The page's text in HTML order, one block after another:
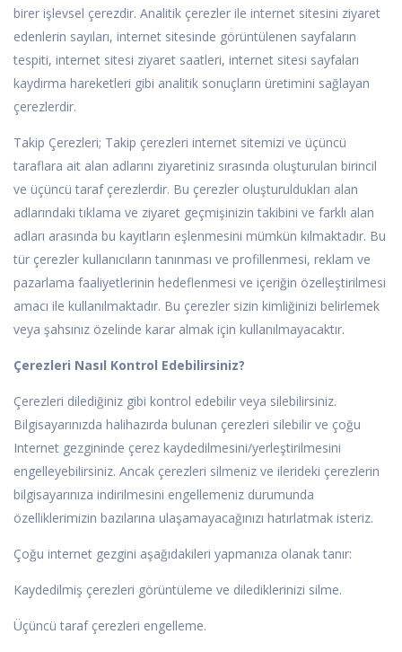
birer işlevsel çerezdir. Analitik çerezler ile internet sitesini ziyaret
edenlerin sayıları, internet sitesinde görüntülenen sayfaların
tespiti, internet sitesi ziyaret saatleri, internet sitesi sayfaları
kaydırma hareketleri gibi analitik sonuçların üretimini sağlayan
çerezlerdir.
Takip Çerezleri; Takip çerezleri internet sitemizi ve üçüncü
taraflara ait alan adlarını ziyaretiniz sırasında oluşturulan birincil
ve üçüncü taraf çerezlerdir. Bu çerezler oluşturuldukları alan
adlarındaki tıklama ve ziyaret geçmişinizin takibini ve farklı alan
adları arasında bu kayıtların eşlenmesini mümkün kılmaktadır. Bu
tür çerezler kullanıcıların tanınması ve profillenmesi, reklam ve
pazarlama faaliyetlerinin hedeflenmesi ve içeriğin özelleştirilmesi
amacı ile kullanılmaktadır. Bu çerezler sizin kimliğinizi belirlemek
veya şahsınız özelinde karar almak için kullanılmayacaktır.
Çerezleri Nasıl Kontrol Edebilirsiniz?
Çerezleri dilediğiniz gibi kontrol edebilir veya silebilirsiniz.
Bilgisayarınızda halihazırda bulunan çerezleri silebilir ve çoğu
Internet gezgininde çerez kaydedilmesini/yerleştirilmesini
engelleyebilirsiniz. Ancak çerezleri silmeniz ve ilerideki çerezlerin
bilgisayarınıza indirilmesini engellemeniz durumunda
özelliklerimizin bazılarına ulaşamayacağınızı hatırlatmak isteriz.
Çoğu internet gezgini aşağıdakileri yapmanıza olanak tanır:
Kaydedilmiş çerezleri görüntüleme ve dilediklerinizi silme.
Üçüncü taraf çerezleri engelleme.